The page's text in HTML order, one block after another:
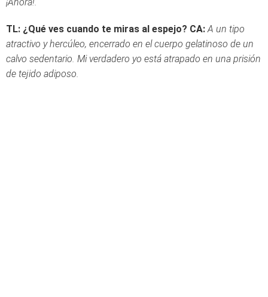
TL: ¿Qué ves cuando te miras al espejo? CA: A un tipo
atractivo y hercúleo, encerrado en el cuerpo gelatinoso de un
calvo sedentario. Mi verdadero yo está atrapado en una prisión
de tejido adiposo.